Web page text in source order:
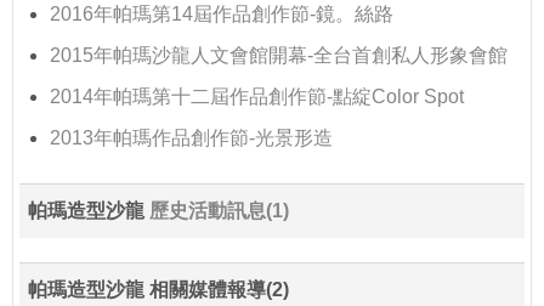
2016年帕瑪第14屆作品創作節-鏡。絲路
2015年帕瑪沙龍人文會館開幕-全台首創私人形象會館
2014年帕瑪第十二屆作品創作節-點綻Color Spot
2013年帕瑪作品創作節-光景形造
帕瑪造型沙龍 歷史活動訊息(1)
帕瑪造型沙龍 相關媒體報導(2)